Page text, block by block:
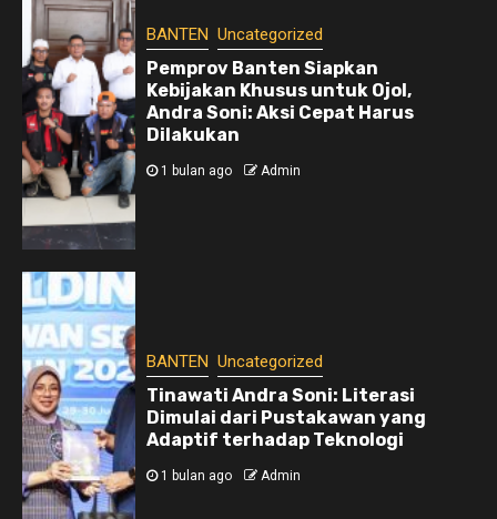
BANTEN Uncategorized
Pemprov Banten Siapkan
Kebijakan Khusus untuk Ojol,
Andra Soni: Aksi Cepat Harus
Dilakukan
1 bulan ago Admin
BANTEN Uncategorized
Tinawati Andra Soni: Literasi
Dimulai dari Pustakawan yang
Adaptif terhadap Teknologi
1 bulan ago Admin